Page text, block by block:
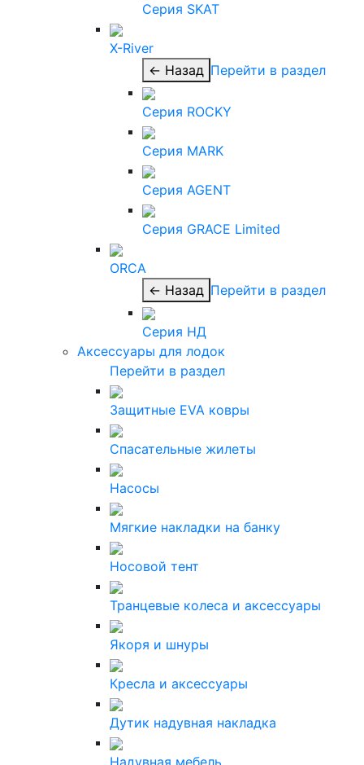
Серия SKAT
X-River
← Назад Перейти в раздел
Серия ROCKY
Серия MARK
Серия AGENT
Серия GRACE Limited
ORCA
← Назад Перейти в раздел
Серия НД
Аксессуары для лодок
Перейти в раздел
Защитные EVA ковры
Спасательные жилеты
Насосы
Мягкие накладки на банку
Носовой тент
Транцевые колеса и аксессуары
Якоря и шнуры
Кресла и аксессуары
Дутик надувная накладка
Надувная мебель